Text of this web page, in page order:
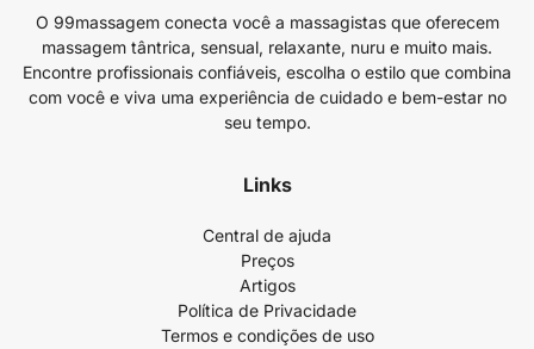
O 99massagem conecta você a massagistas que oferecem
massagem tântrica, sensual, relaxante, nuru e muito mais.
Encontre profissionais confiáveis, escolha o estilo que combina
com você e viva uma experiência de cuidado e bem-estar no
seu tempo.
Links
Central de ajuda
Preços
Artigos
Política de Privacidade
Termos e condições de uso